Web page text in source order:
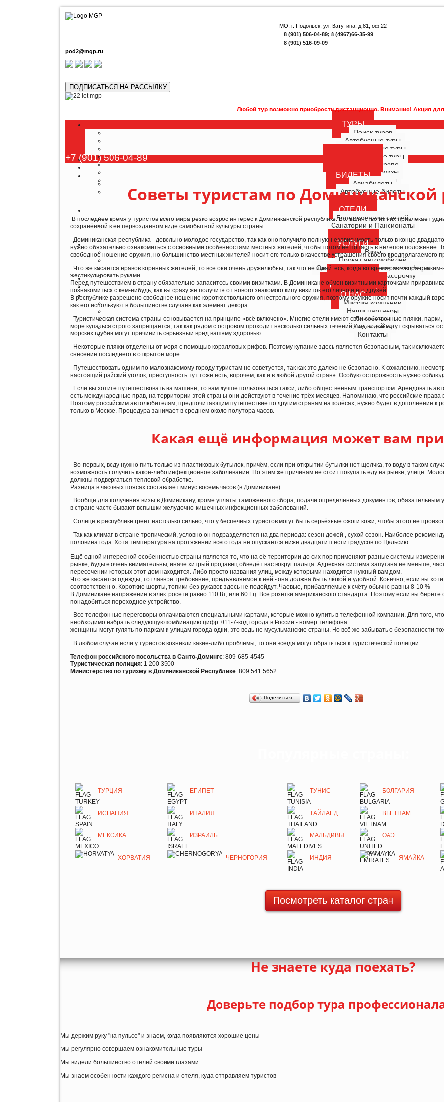
МО, г. Подольск, ул. Ватутина, д.81, оф.22
8 (901) 506-04-89; 8 (4967)66-35-99
8 (901) 516-09-09
pod2@mgp.ru
ПОДПИСАТЬСЯ НА РАССЫЛКУ
Любой тур возможно приобрести дистанционно. Внимание! Акция для наших
ТУРЫ
Поиск туров
Автобусные туры
Многодневные туры
Однодневные туры
Туры по Европе
Морские круизы
Речные круизы
БИЛЕТЫ
Авиабилеты
Автобусные билеты
ОТЕЛИ
Бронирование отелей
Санатории и Пансионаты
УСЛУГИ
Визы
Прокат автомобилей
Онлайн-бронирование трансфера
Туры в кредит и рассрочку
СТРАХОВКА
О НАС
Миссия компании
Наши партнеры
Документы
Карта сайта
Контакты
+7 (901) 506-04-89
Советы туристам по Доминиканской
В последнее время у туристов всего мира резко возрос интерес к Доминиканской республике. Большинство из них привлекает
сохранённой в её первозданном виде самобытной культуры страны.
Доминиканская республика - довольно молодое государство, так как оно получило полную независимость только в конце
нужно обязательно ознакомиться с основными особенностями местных жителей, чтобы потом не попасть в нелепое положение.
свободное ношение оружия, но большинство местных жителей носит его только в качестве устрашения своего предполагаемого
Что же касается нравов коренных жителей, то все они очень дружелюбны, так что не пугайтесь, когда во время разговора с
жестикулировать руками.
Перед путешествием в страну обязательно запаситесь своими визитками. В Доминикане обмен визитными карточками
познакомиться с кем-нибудь, как вы сразу же получите от нового знакомого кипу визиток его лично и его друзей.
В республике разрешено свободное ношение короткоствольного огнестрельного оружия, поэтому оружие носит почти каждый
как его используют в большинстве случаев как элемент декора.
Туристическая система страны основывается на принципе «всё включено». Многие отели имеют свои собственные пляжи,
море купаться строго запрещается, так как рядом с островом проходит несколько сильных течений, под водой могут скрываться
морских глубин могут причинить серьёзный вред вашему здоровью.
Некоторые пляжи отделены от моря с помощью коралловых рифов. Поэтому купание здесь является безопасным, так
снесение последнего в открытое море.
Путешествовать одним по малознакомому городу туристам не советуется, так как это далеко не безопасно. К сожалению,
настоящий райский уголок, преступность тут тоже есть, впрочем, как и в любой другой стране. Особую осторожность нужно
Если вы хотите путешествовать на машине, то вам лучше пользоваться такси, либо общественным транспортом. Арендовать
есть международные прав, на территории этой страны они действуют в течение трёх месяцев. Напоминаю, что российские права
Поэтому российским автолюбителям, предпочитающим путешествие по другим странам на колёсах, нужно будет в дополнение к
только в Москве. Процедура занимает в среднем около полутора часов.
Какая ещё информация может вам
Во-первых, воду нужно пить только из пластиковых бутылок, причём, если при открытии бутылки нет щелчка, то воду в таком
возможность получить какое-либо инфекционное заболевание. По этим же причинам не стоит покупать еду на рынке, улице.
должны подвергаться тепловой обработке.
Разница в часовых поясах составляет минус восемь часов (в Доминикане).
Вообще для получения визы в Доминикану, кроме уплаты таможенного сбора, подачи определённых документов, обязательным
в стране часто бывают вспышки желудочно-кишечных инфекционных заболеваний.
Солнце в республике греет настолько сильно, что у беспечных туристов могут быть серьёзные ожоги кожи, чтобы этого не
Так как климат в стране тропический, условно он подразделяется на два периода: сезон дожей , сухой сезон. Наиболее
половина года. Хотя температура на протяжении всего года не опускается ниже двадцати шести градусов по Цельсию.
Ещё одной интересной особенностью страны является то, что на её территории до сих пор применяют разные системы
рынке, будьте очень внимательны, иначе хитрый продавец обведёт вас вокруг пальца. Адресная система запутана не меньше,
пересечении которых этот дом находится. Либо просто названия улиц, между которыми находится нужный вам дом.
Что же касается одежды, то главное требование, предъявляемое к ней - она должна быть лёгкой и удобной. Конечно, если вы
соответственно. Короткие шорты, топики без рукавов здесь не подойдут. Чаевые, прибавляемые к счёту обычно равны 8-10 %
В Доминикане напряжение в электросети равно 110 Вт, или 60 Гц. Все розетки американского стандарта. Поэтому если вы
понадобиться переходное устройство.
Все телефонные переговоры оплачиваются специальными картами, которые можно купить в телефонной компании. Для того,
необходимо набрать следующую комбинацию цифр: 011-7-код города в России - номер телефона.
женщины могут гулять по паркам и улицам города одни, это ведь не мусульманские страны. Но всё же забывать о безопасности
В любом случае если у туристов возникли какие-либо проблемы, то они всегда могут обратиться к туристической полиции.
Телефон российского посольства в Санто-Доминго: 809-685-4545
Туристическая полиция: 1 200 3500
Министерство по туризму в Доминиканской Республике: 809 541 5652
Поделиться…
ТУРЦИЯ ЕГИПЕТ ТУНИС БОЛГАРИЯ
ИСПАНИЯ ИТАЛИЯ ТАЙЛАНД ВЬЕТНАМ
МЕКСИКА ИЗРАИЛЬ МАЛЬДИВЫ ОАЭ
ХОРВАТИЯ ЧЕРНОГОРИЯ ИНДИЯ ЯМАЙКА
Посмотреть каталог стран
Не знаете куда поехать?
Доверьте подбор тура
Мы держим руку "на пульсе" и знаем, когда появляются хорошие цены
Мы регулярно совершаем ознакомительные туры
Мы видели большинство отелей своими глазами
Мы знаем особенности каждого региона и отеля, куда отправляем туристов